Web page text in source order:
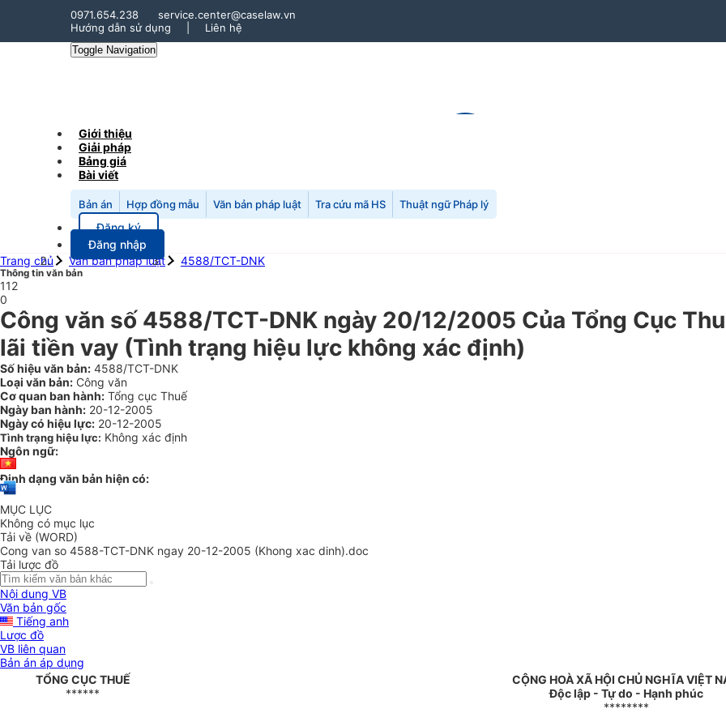
0971.654.238
service.center@caselaw.vn
Hướng dẫn sử dụng
Liên hệ
Toggle Navigation
Giới thiệu
Giải pháp
Bảng giá
Bài viết
Bản án Hợp đồng mẫu Văn bản pháp luật Tra cứu mã HS Thuật ngữ Pháp lý
Đăng ký
Đăng nhập
Trang chủ
Văn bản pháp luật 4588/TCT-DNK
Thông tin văn bản
112
0
Công văn số 4588/TCT-DNK ngày 20/12/2005 Của Tổng Cục
lãi tiền vay (Tình trạng hiệu lực không xác định)
Số hiệu văn bản: 4588/TCT-DNK
Loại văn bản: Công văn
Cơ quan ban hành: Tổng cục Thuế
Ngày ban hành: 20-12-2005
Ngày có hiệu lực: 20-12-2005
Tình trạng hiệu lực: Không xác định
Ngôn ngữ:
Định dạng văn bản hiện có:
MỤC LỤC
Không có mục lục
Tải về (WORD)
Cong van so 4588-TCT-DNK ngay 20-12-2005 (Khong xac dinh).doc
Tải lược đồ
Nội dung VB
Văn bản gốc
Tiếng anh
Lược đồ
VB liên quan
Bản án áp dụng
TỔNG CỤC THUẾ
******
CỘNG HOÀ XÃ HỘI CHỦ NGHĨA VIỆT
Độc lập - Tự do - Hạnh phúc
********